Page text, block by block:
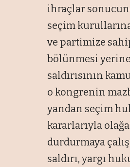
ihraçlar
seçim
ve partimize
bölünmesi yerine
saldırısının
o kongrenin
yandan seçim
kararlarıyla
durdurmaya
saldırı, yargı